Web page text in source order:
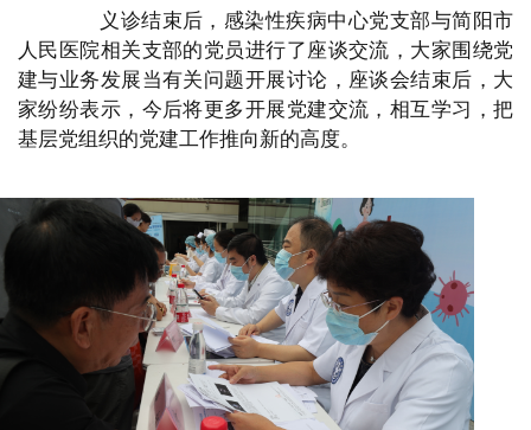
义诊结束后，感染性疾病中心党支部与简阳市
人民医院相关支部的党员进行了座谈交流，大家围绕党
建与业务发展当有关问题开展讨论，座谈会结束后，大
家纷纷表示，今后将更多开展党建交流，相互学习，把
基层党组织的党建工作推向新的高度。